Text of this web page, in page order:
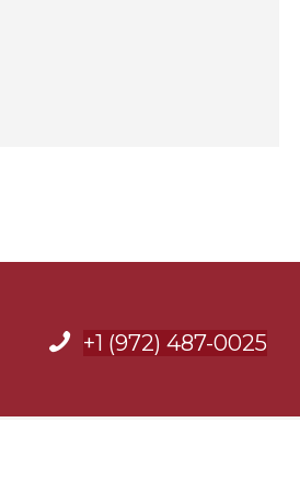
+1 (972) 487-0025